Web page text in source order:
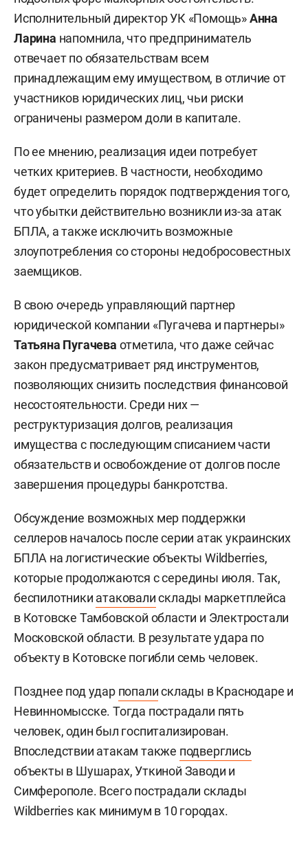
Исполнительный директор УК «Помощь»Анна
Ларина напомнила, что предприниматель
отвечает по обязательствам всем
принадлежащим ему имуществом, в отличие от
участников юридических лиц, чьи риски
ограничены размером доли в капитале.
По ее мнению, реализация идеи потребует
четких критериев. В частности, необходимо
будет определить порядок подтверждения того,
что убытки действительно возникли из-за атак
БПЛА, а также исключить возможные
злоупотребления со стороны недобросовестных
заемщиков.
В свою очередь управляющий партнер
юридической компании «Пугачева и партнеры»
Татьяна Пугачева отметила, что даже сейчас
закон предусматривает ряд инструментов,
позволяющих снизить последствия финансовой
несостоятельности. Среди них —
реструктуризация долгов, реализация
имущества с последующим списанием части
обязательств и освобождение от долгов после
завершения процедуры банкротства.
Обсуждение возможных мер поддержки
селлеров началось после серии атак украинских
БПЛА на логистические объекты Wildberries,
которые продолжаются с середины июля. Так,
беспилотники атаковалисклады маркетплейса
в Котовске Тамбовской области и Электростали
Московской области. В результате удара по
объекту в Котовске погибли семь человек.
Позднее под удар попалисклады в Краснодаре и
Невинномысске. Тогда пострадали пять
человек, один был госпитализирован.
Впоследствии атакам также подверглись
объекты в Шушарах, Уткиной Заводи и
Симферополе. Всего пострадали склады
Wildberries как минимум в 10 городах.